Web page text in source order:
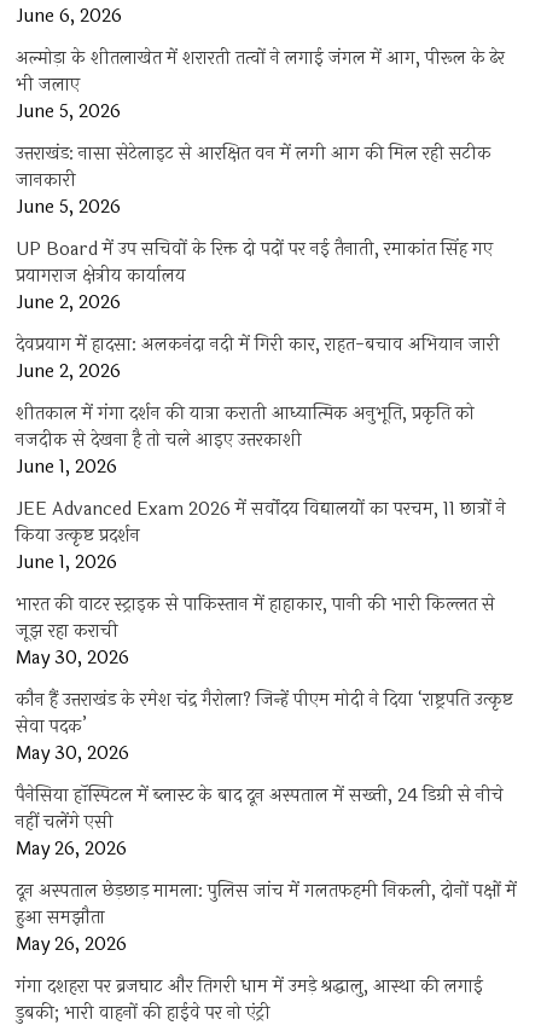
June 6, 2026
अल्मोड़ा के शीतलाखेत में शरारती तत्वों ने लगाई जंगल में आग, पीरूल के ढेर
भी जलाए
June 5, 2026
उत्तराखंड: नासा सेटेलाइट से आरक्षित वन में लगी आग की मिल रही सटीक
जानकारी
June 5, 2026
UP Board में उप सचिवों के रिक्त दो पदों पर नई तैनाती, रमाकांत सिंह गए
प्रयागराज क्षेत्रीय कार्यालय
June 2, 2026
देवप्रयाग में हादसा: अलकनंदा नदी में गिरी कार, राहत-बचाव अभियान जारी
June 2, 2026
शीतकाल में गंगा दर्शन की यात्रा कराती आध्यात्मिक अनुभूति, प्रकृति को
नजदीक से देखना है तो चले आइए उत्तरकाशी
June 1, 2026
JEE Advanced Exam 2026 में सर्वोदय विद्यालयों का परचम, 11 छात्रों ने
किया उत्कृष्ट प्रदर्शन
June 1, 2026
भारत की वाटर स्ट्राइक से पाकिस्तान में हाहाकार, पानी की भारी किल्लत से
जूझ रहा कराची
May 30, 2026
कौन हैं उत्तराखंड के रमेश चंद्र गैरोला? जिन्हें पीएम मोदी ने दिया ‘राष्ट्रपति उत्कृष्ट
सेवा पदक’
May 30, 2026
पैनेसिया हॉस्पिटल में ब्लास्ट के बाद दून अस्पताल में सख्ती, 24 डिग्री से नीचे
नहीं चलेंगे एसी
May 26, 2026
दून अस्पताल छेड़छाड़ मामला: पुलिस जांच में गलतफहमी निकली, दोनों पक्षों में
हुआ समझौता
May 26, 2026
गंगा दशहरा पर ब्रजघाट और तिगरी धाम में उमड़े श्रद्धालु, आस्था की लगाई
डुबकी; भारी वाहनों की हाईवे पर नो एंट्री